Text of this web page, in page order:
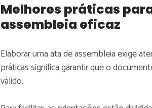
Melhores práticas
assembleia eficaz
Elaborar uma ata de assembleia exige
práticas significa garantir que o
válido.